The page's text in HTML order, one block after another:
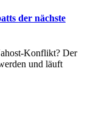
der nächste
Konflikt? Der
und läuft